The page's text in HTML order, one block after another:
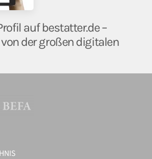
auf bestatter.de –
der großen digitalen